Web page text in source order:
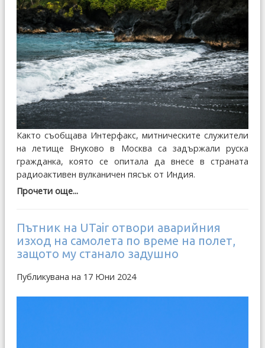
Както съобщава Интерфакс, митническите служители
на летище Внуково в Москва са задържали руска
гражданка, която се опитала да внесе в страната
радиоактивен вулканичен пясък от Индия.
Прочети още...
Пътник на UTair отвори аварийния
изход на самолета по време на полет,
защото му станало задушно
Публикувана на 17 Юни 2024